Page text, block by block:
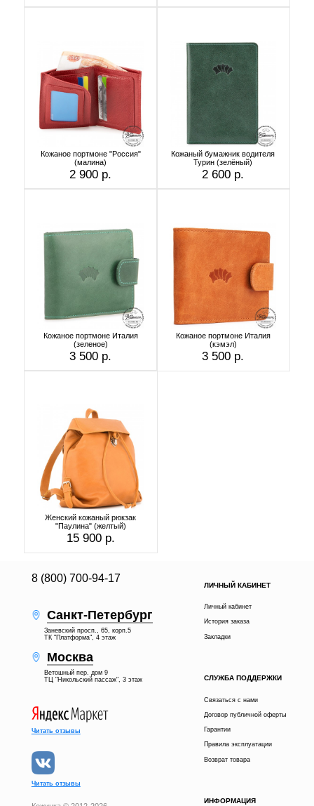
Кожаное портмоне "Россия"
(малина)
2 900 р.
Кожаный бумажник водителя
Турин (зелёный)
2 600 р.
Кожаное портмоне Италия
(зеленое)
3 500 р.
Кожаное портмоне Италия
(кэмэл)
3 500 р.
Женский кожаный рюкзак
"Паулина" (желтый)
15 900 р.
8 (800) 700-94-17
Санкт-Петербург
Заневский просп., 65, корп.5
ТК "Платформа", 4 этаж
Москва
Ветошный пер. дом 9
ТЦ "Никольский пассаж", 3 этаж
ЛИЧНЫЙ КАБИНЕТ
Личный кабинет
История заказа
Закладки
СЛУЖБА ПОДДЕРЖКИ
Связаться с нами
Договор публичной оферты
Гарантии
Правила эксплуатации
Возврат товара
ИНФОРМАЦИЯ
Читать отзывы
Читать отзывы